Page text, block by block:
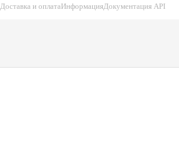
Доставка и оплатаИнформацияДокументация API